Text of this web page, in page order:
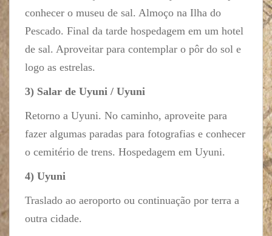
conhecer o museu de sal. Almoço na Ilha do
Pescado. Final da tarde hospedagem em um hotel
de sal. Aproveitar para contemplar o pôr do sol e
logo as estrelas.
3) Salar de Uyuni / Uyuni
Retorno a Uyuni. No caminho, aproveite para
fazer algumas paradas para fotografias e conhecer
o cemitério de trens. Hospedagem em Uyuni.
4) Uyuni
Traslado ao aeroporto ou continuação por terra a
outra cidade.